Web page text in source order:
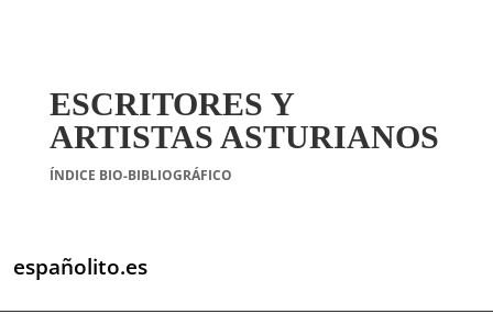
ESCRITORES Y
ARTISTAS ASTURIANOS
ÍNDICE BIO-BIBLIOGRÁFICO
españolito.es